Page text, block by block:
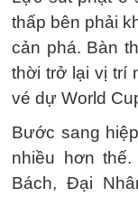
thấp bên phải
cản phá. Bàn
thời trở lại vị trí
vé dự World
Bước sang
nhiều hơn
Bách, Đại